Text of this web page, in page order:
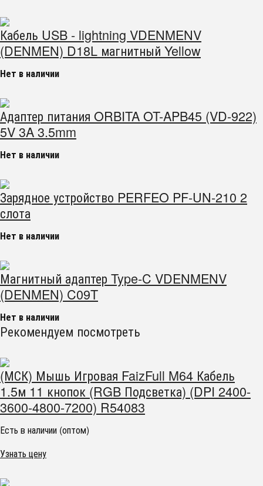
Кабель USB - lightning VDENMENV
(DENMEN) D18L магнитный Yellow
Нет в наличии
Адаптер питания ORBITA OT-APB45 (VD-922)
5V 3A 3.5mm
Нет в наличии
Зарядное устройство PERFEO PF-UN-210 2
слота
Нет в наличии
Магнитный адаптер Type-C VDENMENV
(DENMEN) C09T
Нет в наличии
Рекомендуем посмотреть
(МСК) Мышь Игровая FaizFull M64 Кабель
1.5м 11 кнопок (RGB Подсветка) (DPI 2400-
3600-4800-7200) R54083
Есть в наличии (оптом)
Узнать цену